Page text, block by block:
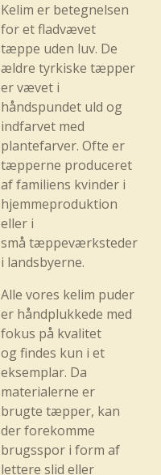
Kelim er betegnelsen
for et fladvævet
tæppe uden luv. De
ældre tyrkiske tæpper
er vævet i
håndspundet uld og
indfarvet med
plantefarver. Ofte er
tæpperne produceret
af familiens kvinder i
hjemmeproduktion
eller i
små tæppeværksteder
i landsbyerne.
Alle vores kelim puder
er håndplukkede med
fokus på kvalitet
og findes kun i et
eksemplar. Da
materialerne er
brugte tæpper, kan
der forekomme
brugsspor i form af
lettere slid eller